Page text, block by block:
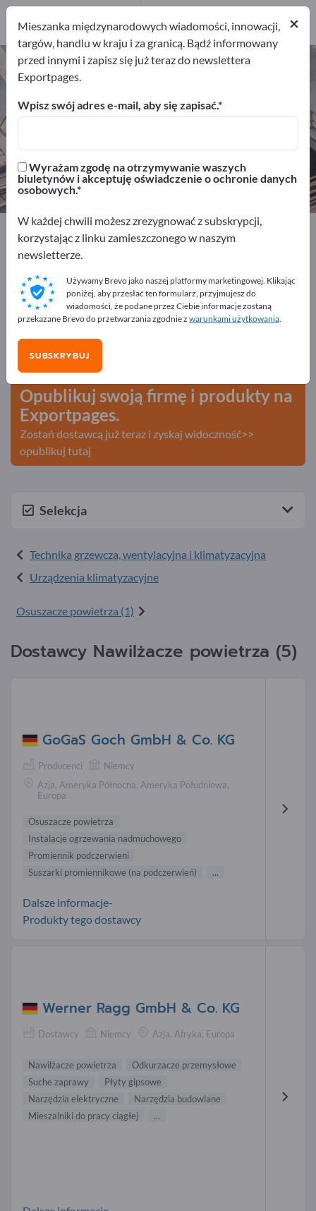
Nawilżacze powietrza – znajdź
producentów i dostawców
Dystrybutorów
1
Dystrybutorów
1
Exportpages
Budownictwo
Technika grzewcza, wentylacyjna i klimatyzacyjna
Nawilżacze powietrza
Reklamuj się bezpłatnie w serwisie
Exportpages!
Szukaj – Oferty – Towary używane – Kontakty biznesowe
>> zacznij tutaj
Opublikuj swoją firmę i produkty na
Exportpages.
Zostań dostawcą już teraz i zyskaj widoczność>>
opublikuj tutaj
Selekcja
Technika grzewcza, wentylacyjna i klimatyzacyjna
Urządzenia klimatyzacyjne
Osuszacze powietrza (1)
Dostawcy Nawilżacze powietrza (5)
GoGaS Goch GmbH & Co. KG
Producenci
Niemcy
Azja, Ameryka Północna, Ameryka Południowa,
Europa
Osuszacze powietrza
Instalacje ogrzewania nadmuchowego
Promiennik podczerwieni
Suszarki promiennikowe (na podczerwień)
...
Dalsze informacje-
Produkty tego dostawcy
Werner Ragg GmbH & Co. KG
Dostawcy Niemcy Azja, Afryka, Europa
Nawilżacze powietrza
Odkurzacze przemysłowe
Suche zaprawy
Płyty gipsowe
Narzędzia elektryczne
Narzędzia budowlane
Mieszalniki do pracy ciągłej
...
×
Mieszanka międzynarodowych wiadomości, innowacji,
targów, handlu w kraju i za granicą. Bądź informowany
przed innymi i zapisz się już teraz do newslettera
Exportpages.
Wpisz swój adres e-mail, aby się zapisać.
Wyrażam zgodę na otrzymywanie waszych
biuletynów i akceptuję oświadczenie o ochronie danych
osobowych.
W każdej chwili możesz zrezygnować z subskrypcji,
korzystając z linku zamieszczonego w naszym
newsletterze.
Używamy Brevo jako naszej platformy marketingowej. Klikając
poniżej, aby przesłać ten formularz, przyjmujesz do
wiadomości, że podane przez Ciebie informacje zostaną
przekazane Brevo do przetwarzania zgodnie z warunkami użytkowania.
SUBSKRYBUJ